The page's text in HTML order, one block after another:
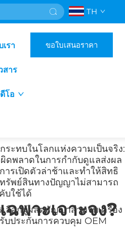
TH
เรา
สาร
โอ
ขอใบเสนอราคา
พาะเจาะจง?
การปฏิบัติตามข้อกำหนดสำหรับ
อรองได้ในตลาดการแพทย์
ได้รับการอนุมัติระดับ FDA
ระทบในโลกแห่งความเป็นจริง:
ดพลาดในการกำกับดูแลส่งผล
ารเปิดตัวล่าช้าและทำให้สิทธิ
รัพย์สินทางปัญญาไม่สามารถ
บใช้ได้
เลือกผู้ผลิตสัญญาสำหรับเครื่อง
บประกันการควบคุม OEM